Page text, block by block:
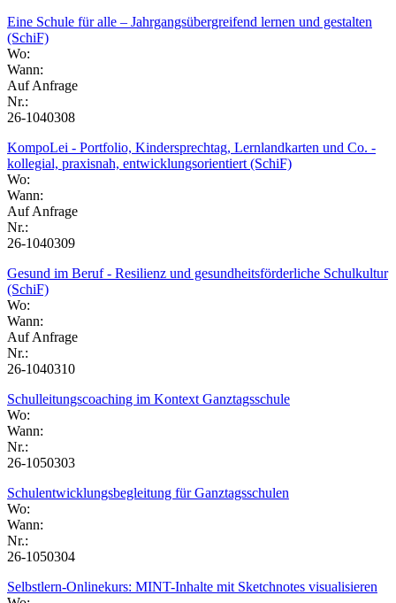
Eine Schule für alle – Jahrgangsübergreifend lernen und gestalten
(SchiF)
Wo:
Wann:
Auf Anfrage
Nr.:
26-1040308
KompoLei - Portfolio, Kindersprechtag, Lernlandkarten und Co. -
kollegial, praxisnah, entwicklungsorientiert (SchiF)
Wo:
Wann:
Auf Anfrage
Nr.:
26-1040309
Gesund im Beruf - Resilienz und gesundheitsförderliche Schulkultur
(SchiF)
Wo:
Wann:
Auf Anfrage
Nr.:
26-1040310
Schulleitungscoaching im Kontext Ganztagsschule
Wo:
Wann:
Nr.:
26-1050303
Schulentwicklungsbegleitung für Ganztagsschulen
Wo:
Wann:
Nr.:
26-1050304
Selbstlern-Onlinekurs: MINT-Inhalte mit Sketchnotes visualisieren